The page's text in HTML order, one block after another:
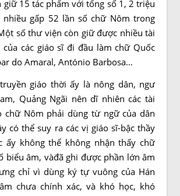
giữ 15 tác phẩm với tổng số 1, 2 triệu
gấp 52 lần số chữ Nôm trong
số thư viện còn giữ được nhiều tài
các giáo sĩ đi đầu làm chữ Quốc
do Amaral, António Barbosa…
giáo thời ấy là nông dân, ngư
Quảng Ngãi nên dĩ nhiên các tài
chữ Nôm phải dùng từ ngữ của dân
có thể suy ra các vị giáo sĩ-bậc thầy
ấy không thể không nhận thấy chữ
biểu âm, vàđã ghi được phần lớn âm
chỉ vì dùng ký tự vuông của Hán
chưa chính xác, và khó học, khó